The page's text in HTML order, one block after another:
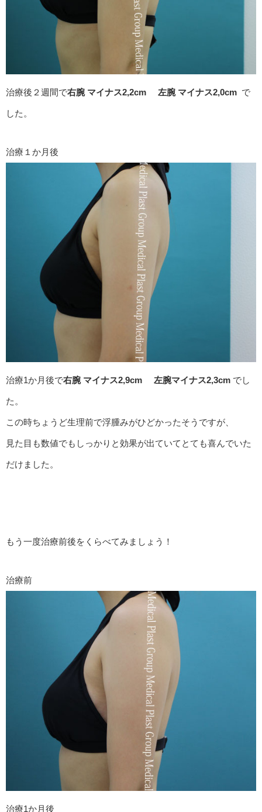
治療後２週間で右腕 マイナス2,2cm 左腕 マイナス2,0cm で
した。
治療１か月後
治療1か月後で右腕 マイナス2,9cm 左腕マイナス2,3cm でし
た。
この時ちょうど生理前で浮腫みがひどかったそうですが、
見た目も数値でもしっかりと効果が出ていてとても喜んでいた
だけました。
もう一度治療前後をくらべてみましょう！
治療前
治療1か月後